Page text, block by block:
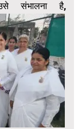
संभालना है,